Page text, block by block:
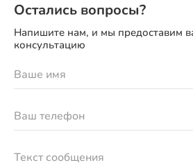
Остались вопросы?
Напишите нам, и мы предоставим
консультацию